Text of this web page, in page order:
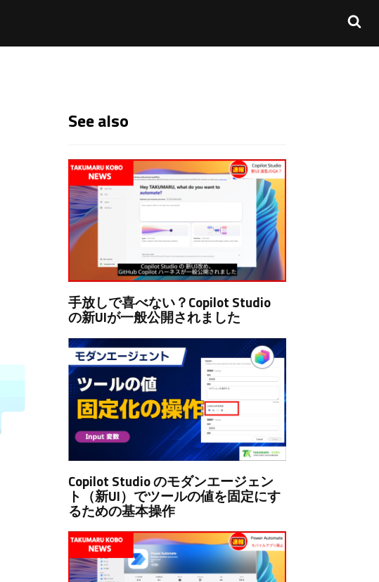
See also
手放しで喜べない？Copilot Studio
の新UIが一般公開されました
Copilot Studio のモダンエージェン
ト（新UI）でツールの値を固定にす
るための基本操作